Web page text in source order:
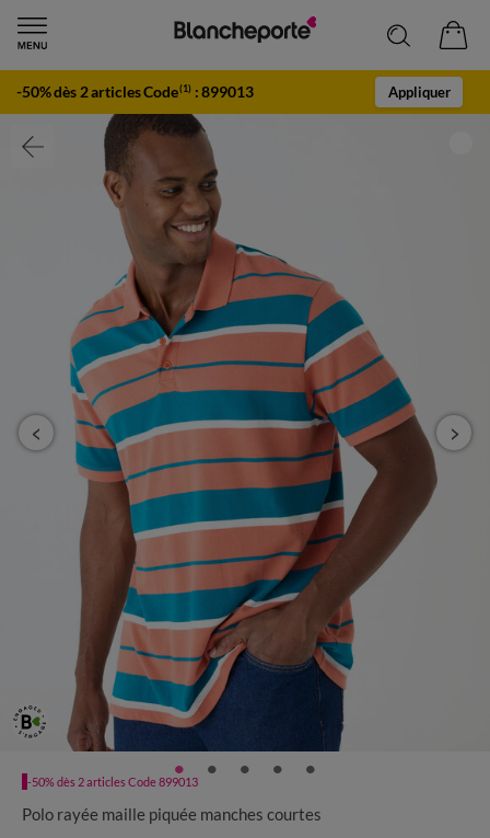
-50% dès 2 articles Code(1) :899013 Appliquer
-50% dès 2 articles Code 899013
Polo rayée maille piquée manches courtes